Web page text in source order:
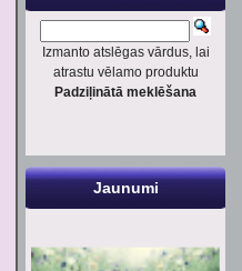
Izmanto atslēgas vārdus, lai
atrastu vēlamo produktu
Padziļinātā meklēšana
Jaunumi